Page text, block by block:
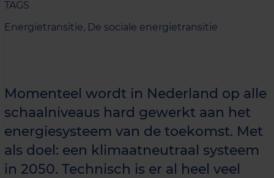
TAGS
Energietransitie, De sociale energietransitie
Momenteel wordt in Nederland op alle
schaalniveaus hard gewerkt aan het
energiesysteem van de toekomst. Met
als doel: een klimaatneutraal systeem
in 2050. Technisch is er al heel veel